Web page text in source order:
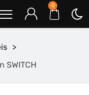
0
>
SWITCH